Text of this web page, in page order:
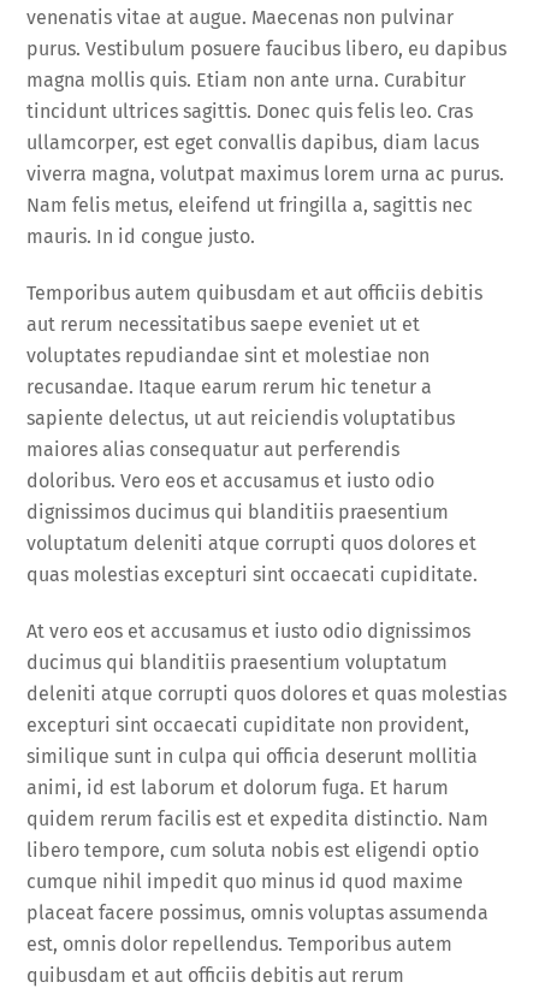
venenatis vitae at augue. Maecenas non pulvinar
purus. Vestibulum posuere faucibus libero, eu dapibus
magna mollis quis. Etiam non ante urna. Curabitur
tincidunt ultrices sagittis. Donec quis felis leo. Cras
ullamcorper, est eget convallis dapibus, diam lacus
viverra magna, volutpat maximus lorem urna ac purus.
Nam felis metus, eleifend ut fringilla a, sagittis nec
mauris. In id congue justo.
Temporibus autem quibusdam et aut officiis debitis
aut rerum necessitatibus saepe eveniet ut et
voluptates repudiandae sint et molestiae non
recusandae. Itaque earum rerum hic tenetur a
sapiente delectus, ut aut reiciendis voluptatibus
maiores alias consequatur aut perferendis
doloribus. Vero eos et accusamus et iusto odio
dignissimos ducimus qui blanditiis praesentium
voluptatum deleniti atque corrupti quos dolores et
quas molestias excepturi sint occaecati cupiditate.
At vero eos et accusamus et iusto odio dignissimos
ducimus qui blanditiis praesentium voluptatum
deleniti atque corrupti quos dolores et quas molestias
excepturi sint occaecati cupiditate non provident,
similique sunt in culpa qui officia deserunt mollitia
animi, id est laborum et dolorum fuga. Et harum
quidem rerum facilis est et expedita distinctio. Nam
libero tempore, cum soluta nobis est eligendi optio
cumque nihil impedit quo minus id quod maxime
placeat facere possimus, omnis voluptas assumenda
est, omnis dolor repellendus. Temporibus autem
quibusdam et aut officiis debitis aut rerum